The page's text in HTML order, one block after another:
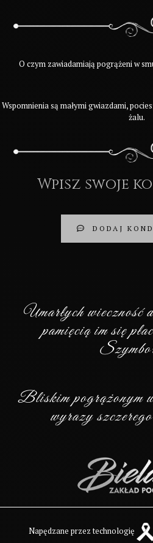
O czym zawiadamiają pogrążeni w
Wspomnienia są małymi gwiazdami,
żalu.
Wpisz swoje
DODAJ
Umarłych wieczność
pamięcią im się
Bliskim pogrążonym
wyrazy
Napędzane przez technologię